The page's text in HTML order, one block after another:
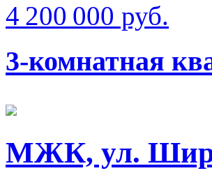
4 200 000 руб.
3-комнатная
МЖК, ул.